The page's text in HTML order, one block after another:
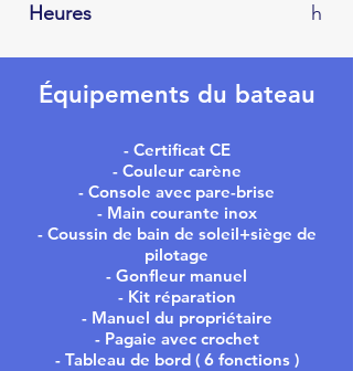
Heures
h
Équipements du bateau
- Certificat CE
- Couleur carène
- Console avec pare-brise
- Main courante inox
- Coussin de bain de soleil+siège de
pilotage
- Gonfleur manuel
- Kit réparation
- Manuel du propriétaire
- Pagaie avec crochet
- Tableau de bord ( 6 fonctions )